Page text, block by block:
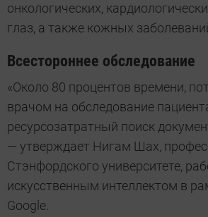
онкологических,
глаз, а также кожных
Всестороннее обследование
«Около 80 процентов времени,
врачом на обследование
ресурсозатратный поиск
— утверждает Нигам Шах,
Стэнфордского университете,
искусственным интеллектом в
Google.